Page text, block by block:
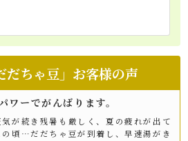
だちゃ豆」お客様の声
ワーでがんばります。
が続き残暑も厳しく、夏の疲れが出て
の頃…だだちゃ豆が到着し、早速湯がき